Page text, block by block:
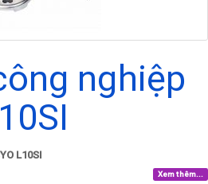
nghiệp
L10SI
Xem thêm...